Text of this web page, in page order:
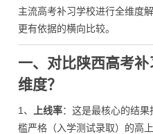
主流高考补习学校进行全维度
更有依据的横向比较。
一、对比陕西高考
维度？
1、 上线率：这是最核心的结
槛严格（入学测试录取）的高